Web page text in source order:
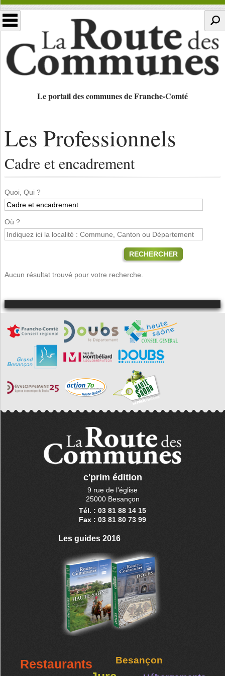
Le portail des communes de Franche-Comté
Les Professionnels
Cadre et encadrement
Quoi, Qui ?
Où ?
RECHERCHER
Aucun résultat trouvé pour votre recherche.
c'prim édition
9 rue de l'église
25000 Besançon
Tél. : 03 81 88 14 15
Fax : 03 81 80 73 99
Les guides 2016
Restaurants Besançon